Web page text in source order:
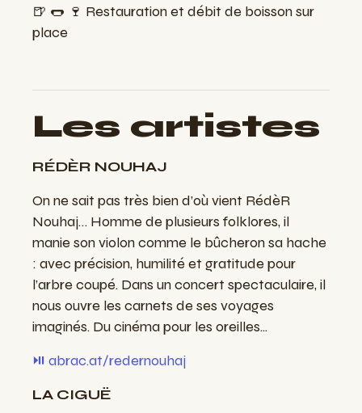
🍺 🌭 🍷 Restauration et débit de boisson sur
place
Les artistes
RÉDÈR NOUHAJ
On ne sait pas très bien d’où vient RédèR
Nouhaj… Homme de plusieurs folklores, il
manie son violon comme le bûcheron sa hache
: avec précision, humilité et gratitude pour
l’arbre coupé. Dans un concert spectaculaire, il
nous ouvre les carnets de ses voyages
imaginés. Du cinéma pour les oreilles...
⏯️ abrac.at/redernouhaj
LA CIGUË